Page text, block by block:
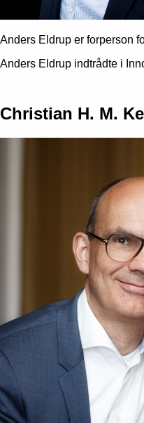
Anders Eldrup er forperson
Anders Eldrup indtrådte i
Christian H. M.